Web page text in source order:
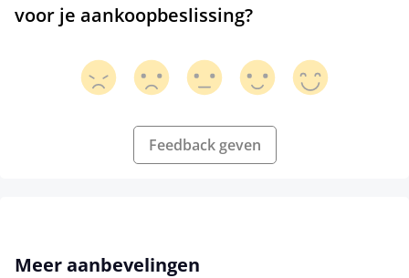
voor je aankoopbeslissing?
Feedback geven
Productgalerij overslaan
Meer aanbevelingen